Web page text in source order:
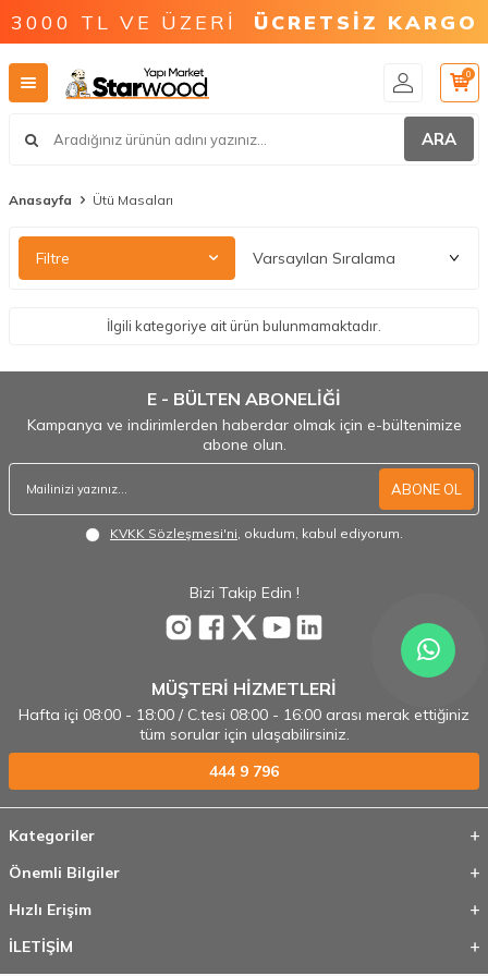
3000 TL VE ÜZERİ ÜCRETSİZ KARGO
ARA
0
Anasayfa Ütü Masaları
Filtre
İlgili kategoriye ait ürün bulunmamaktadır.
E - BÜLTEN ABONELİĞİ
Kampanya ve indirimlerden haberdar olmak için e-bültenimize
abone olun.
ABONE OL
KVKK Sözleşmesi'ni, okudum, kabul ediyorum.
Bizi Takip Edin !
MÜŞTERİ HİZMETLERİ
Hafta içi 08:00 - 18:00 / C.tesi 08:00 - 16:00 arası merak ettiğiniz
tüm sorular için ulaşabilirsiniz.
444 9 796
Kategoriler
Önemli Bilgiler
Hızlı Erişim
İLETİŞİM